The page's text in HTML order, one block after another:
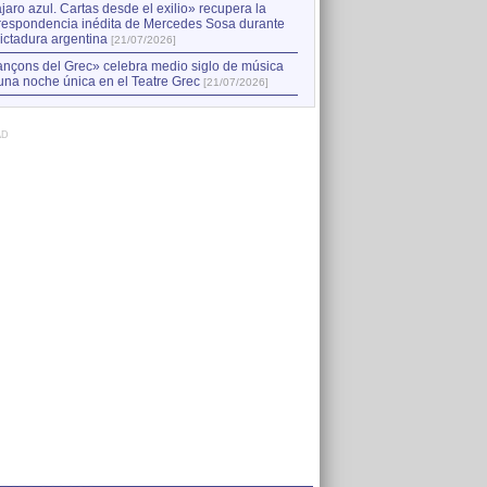
azul. Cartas desde el exilio» recupera la
inédita de Mercedes Sosa durante
argentina [21/07/2026]
del Grec» celebra medio siglo de música
noche única en el Teatre Grec [21/07/2026]